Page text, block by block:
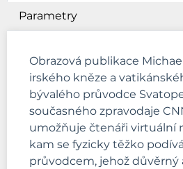
Parametry
Obrazová publikace
irského kněze a
bývalého průvodce
současného zpravodaje
umožňuje čtenáři virtuální
kam se fyzicky těžko
průvodcem, jehož důvěrný